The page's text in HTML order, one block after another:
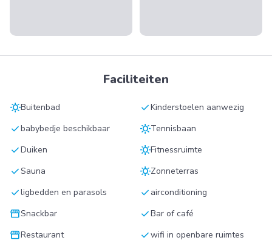
Faciliteiten
sunnyBuitenbad checkKinderstoelen aanwezig
checkbabybedje beschikbaar sunnyTennisbaan
checkDuiken sunnyFitnessruimte
checkSauna sunnyZonneterras
checkligbedden en parasols check airconditioning
storefrontSnackbar checkBar of café
storefrontRestaurant checkwifi in openbare ruimtes